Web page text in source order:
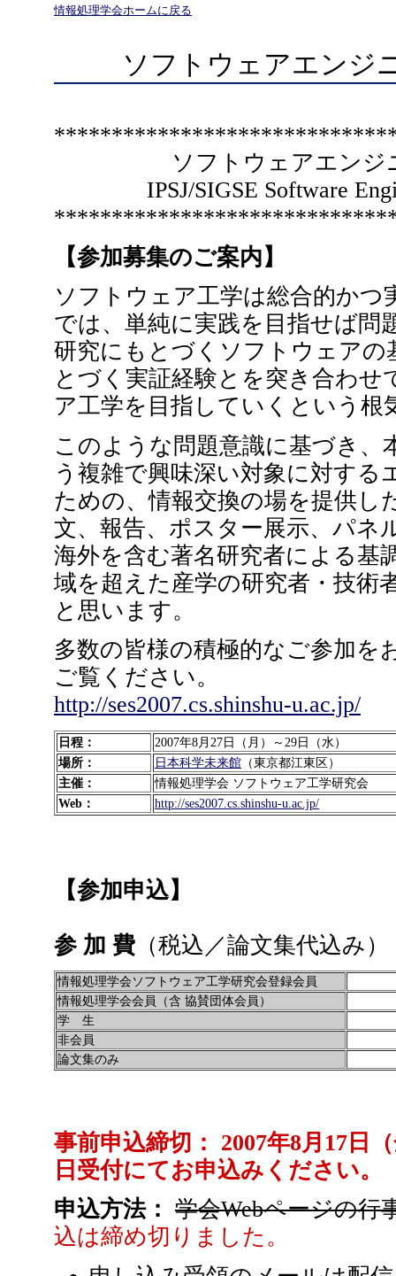
情報処理学会ホームに戻る
ソフトウェアエンジ
ソフトウェアエンジ
IPSJ/SIGSE Software
【参加募集のご案内】
ソフトウェア工学は総合的か
では、単純に実践を目指せば問
研究にもとづくソフトウェアの
とづく実証経験とを突き合わ
ア工学を目指していくという
このような問題意識に基づき
う複雑で興味深い対象に対す
ための、情報交換の場を提供し
文、報告、ポスター展示、パネ
海外を含む著名研究者による基
域を超えた産学の研究者・技術
と思います。
多数の皆様の積極的なご参加を
ご覧ください。
http://ses2007.cs.shinshu-u.ac.jp/
日程：
2007年8月27日（月）～29日（水）
場所：
日本科学未来館 （東京都江東区）
主催：
情報処理学会 ソフトウェア工学研究会
Web：
http://ses2007.cs.shinshu-u.ac.jp/
【参加申込】
参 加 費 （税込／論文集代込み）
情報処理学会ソフトウェア工学研究会登録会員
情報処理学会会員（含 協賛団体会員）
学 生
非会員
論文集のみ
事前申込締切： 2007年8月17日
日受付にてお申込みください。
申込方法： 学会Webページの行
込は締め切りました。